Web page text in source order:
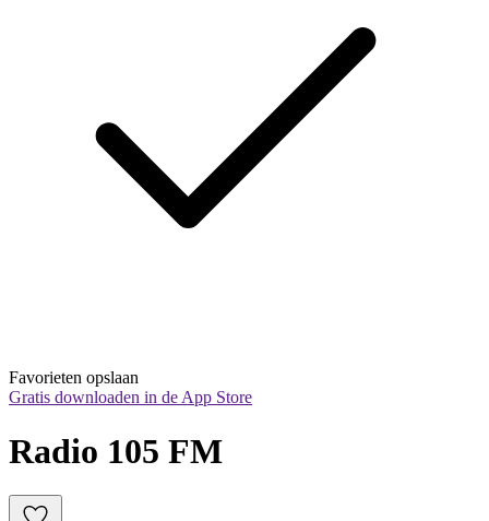
Favorieten opslaan
Gratis downloaden in de App Store
Radio 105 FM